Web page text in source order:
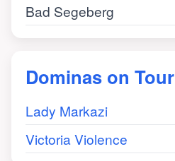
Bad Segeberg
Dominas on Tour
Lady Markazi
Victoria Violence